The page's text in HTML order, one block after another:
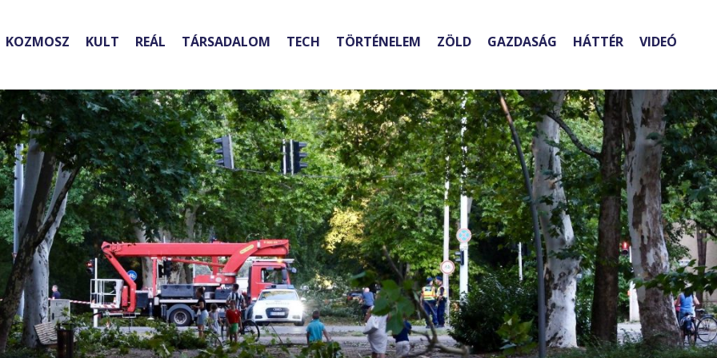
KOZMOSZ KULT REÁL TÁRSADALOM TECH TÖRTÉNELEM ZÖLD GAZDASÁG HÁTTÉR VIDEÓ